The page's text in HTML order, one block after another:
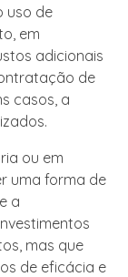
uso de
em
adicionais
de
casos, a
ou em
uma forma de
a
mas que
de eficácia e